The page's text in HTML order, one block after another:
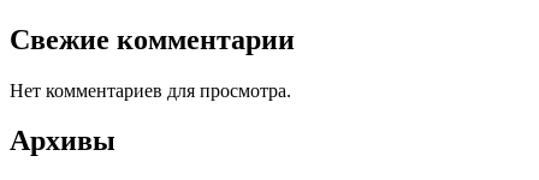
Свежие комментарии
Нет комментариев для просмотра.
Архивы